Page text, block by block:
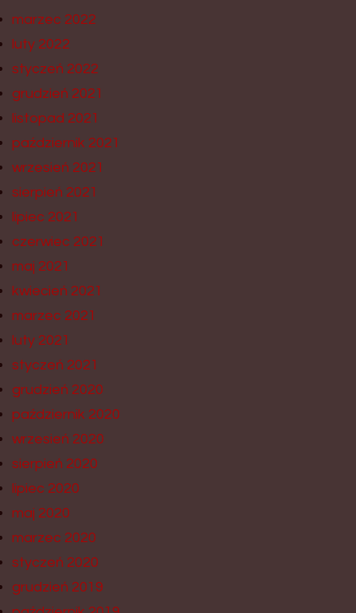
marzec 2022
luty 2022
styczeń 2022
grudzień 2021
listopad 2021
październik 2021
wrzesień 2021
sierpień 2021
lipiec 2021
czerwiec 2021
maj 2021
kwiecień 2021
marzec 2021
luty 2021
styczeń 2021
grudzień 2020
październik 2020
wrzesień 2020
sierpień 2020
lipiec 2020
maj 2020
marzec 2020
styczeń 2020
grudzień 2019